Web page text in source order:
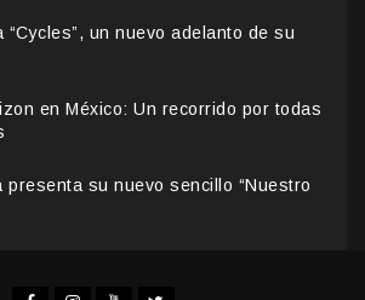
un nuevo adelanto de su
en México: Un recorrido por todas
presenta su nuevo sencillo “Nuestro